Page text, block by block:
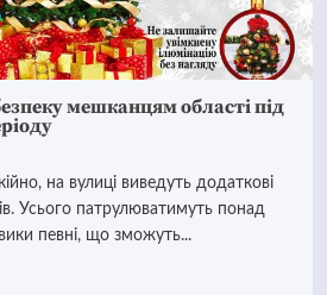
мешканцям області під
на вулиці виведуть додаткові
Усього патрулюватимуть понад
певні, що зможуть...